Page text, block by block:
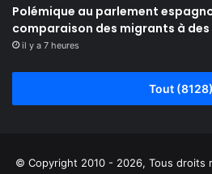
Polémique au parlement
comparaison des migrants à
il y a 7 heures
Tout (8128)
© Copyright 2010 - 2026, Tous droits